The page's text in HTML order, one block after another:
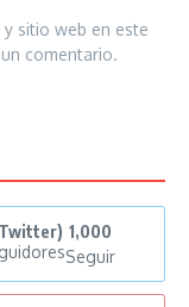
sitio web en este
comentario.
1,000
Seguir